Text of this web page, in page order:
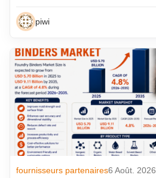
piwi
fournisseurs partenaires6 Août. 2026